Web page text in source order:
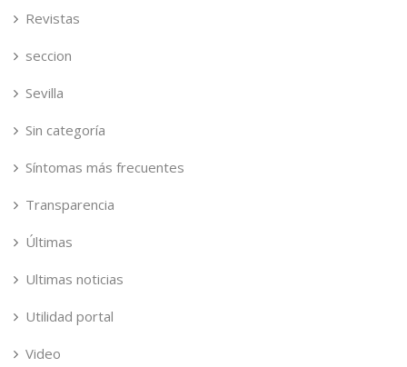
Revistas
seccion
Sevilla
Sin categoría
Síntomas más frecuentes
Transparencia
Últimas
Ultimas noticias
Utilidad portal
Video